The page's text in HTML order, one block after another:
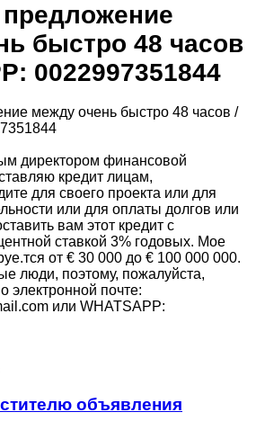
быстро 48 часов
0022997351844
между очень быстро 48 часов /
директором финансовой
кредит лицам,
для своего проекта или для
или для оплаты долгов или
вам этот кредит с
ставкой 3% годовых. Мое
от € 30 000 до € 100 000 000.
люди, поэтому, пожалуйста,
электронной почте:
или WHATSAPP:
объявления